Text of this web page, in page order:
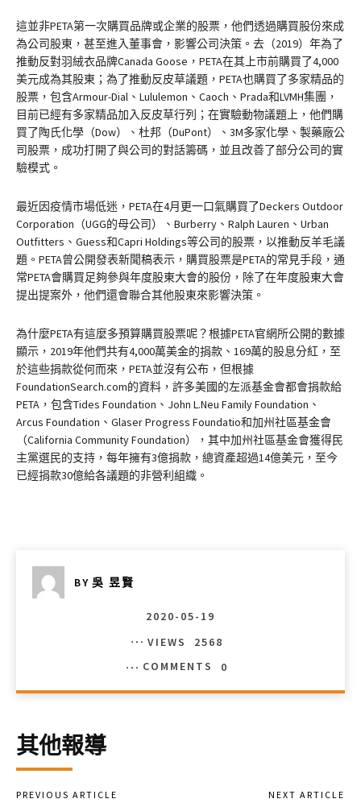
這並非PETA第一次購買品牌或企業的股票，他們透過購買股份來成
為公司股東，甚至進入董事會，影響公司決策。去（2019）年為了
推動反對羽絨衣品牌Canada Goose，PETA在其上市前購買了4,000
美元成為其股東；為了推動反皮草議題，PETA也購買了多家精品的
股票，包含Armour-Dial、Lululemon、Caoch、Prada和LVMH集團，
目前已經有多家精品加入反皮草行列；在實驗動物議題上，他們購
買了陶氏化學（Dow）、杜邦（DuPont）、3M多家化學、製藥廠公
司股票，成功打開了與公司的對話籌碼，並且改善了部分公司的實
驗模式。
最近因疫情市場低迷，PETA在4月更一口氣購買了Deckers Outdoor
Corporation（UGG的母公司）、Burberry、Ralph Lauren、Urban
Outfitters、Guess和Capri Holdings等公司的股票，以推動反羊毛議
題。PETA曾公開發表新聞稿表示，購買股票是PETA的常見手段，通
常PETA會購買足夠參與年度股東大會的股份，除了在年度股東大會
提出提案外，他們還會聯合其他股東來影響決策。
為什麼PETA有這麼多預算購買股票呢？根據PETA官網所公開的數據
顯示，2019年他們共有4,000萬美金的捐款、169萬的股息分紅，至
於這些捐款從何而來，PETA並沒有公布，但根據
FoundationSearch.com的資料，許多美國的左派基金會都會捐款給
PETA，包含Tides Foundation、John L.Neu Family Foundation、
Arcus Foundation、Glaser Progress Foundatio和加州社區基金會
（California Community Foundation），其中加州社區基金會獲得民
主黨選民的支持，每年擁有3億捐款，總資產超過14億美元，至今
已經捐款30億給各議題的非營利組織。
BY 吳 昱賢
2020-05-19
VIEWS
2568
COMMENTS
0
其他報導
PREVIOUS ARTICLE NEXT ARTICLE